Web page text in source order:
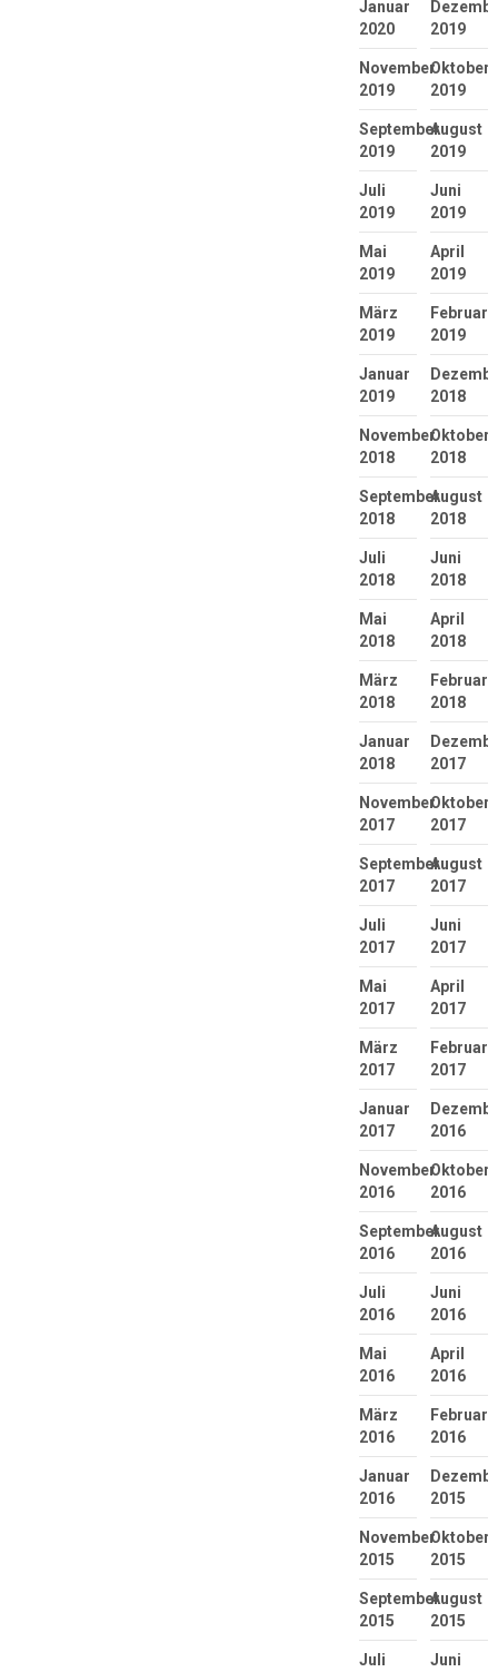
Januar
2020
2019
November
2019
Oktober
2019
September
2019
August
2019
Juli
2019
Juni
2019
Mai
2019
April
2019
März
2019
Februar
2019
Januar
2019
2018
November
2018
Oktober
2018
September
2018
August
2018
Juli
2018
Juni
2018
Mai
2018
April
2018
März
2018
Februar
2018
Januar
2018
2017
November
2017
Oktober
2017
September
2017
August
2017
Juli
2017
Juni
2017
Mai
2017
April
2017
März
2017
Februar
2017
Januar
2017
2016
November
2016
Oktober
2016
September
2016
August
2016
Juli
2016
Juni
2016
Mai
2016
April
2016
März
2016
Februar
2016
Januar
2016
2015
November
2015
Oktober
2015
September
2015
August
2015
Juli Juni